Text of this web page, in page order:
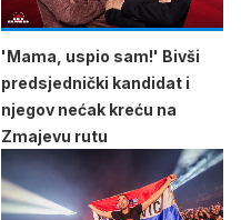
'Mama, uspio sam!' Bivši
predsjednički kandidat i
njegov nećak kreću na
Zmajevu rutu